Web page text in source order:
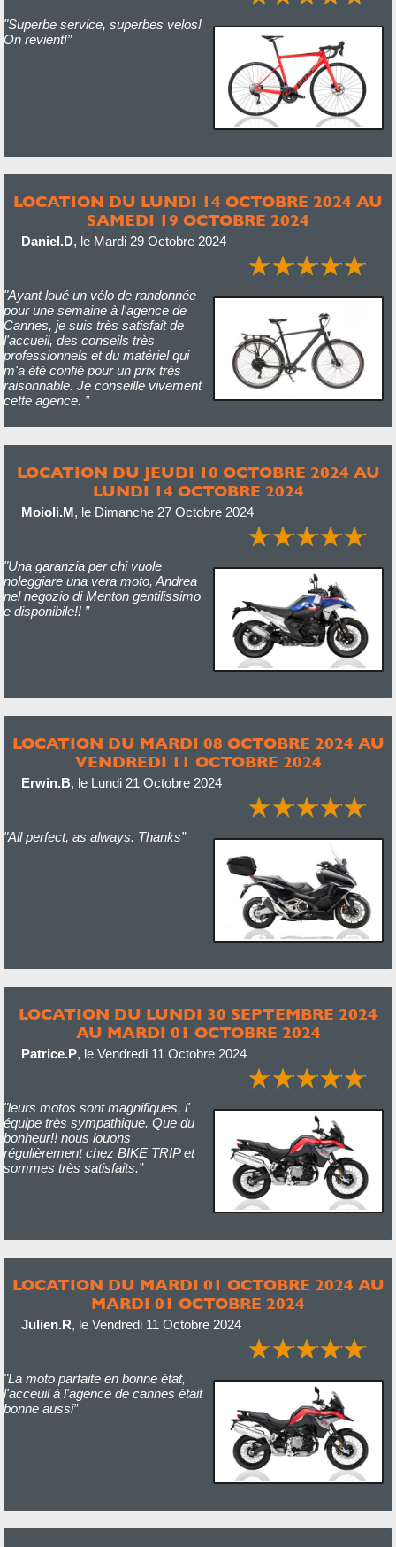
"Superbe service, superbes velos!
On revient!”
LOCATION DU LUNDI 14 OCTOBRE 2024 AU
SAMEDI 19 OCTOBRE 2024
Daniel.D, le Mardi 29 Octobre 2024
"Ayant loué un vélo de randonnée
pour une semaine à l'agence de
Cannes, je suis très satisfait de
l'accueil, des conseils très
professionnels et du matériel qui
m'a été confié pour un prix très
raisonnable. Je conseille vivement
cette agence. ”
LOCATION DU JEUDI 10 OCTOBRE 2024 AU
LUNDI 14 OCTOBRE 2024
Moioli.M, le Dimanche 27 Octobre 2024
"Una garanzia per chi vuole
noleggiare una vera moto, Andrea
nel negozio di Menton gentilissimo
e disponibile!! ”
LOCATION DU MARDI 08 OCTOBRE 2024 AU
VENDREDI 11 OCTOBRE 2024
Erwin.B, le Lundi 21 Octobre 2024
"All perfect, as always. Thanks”
LOCATION DU LUNDI 30 SEPTEMBRE 2024
AU MARDI 01 OCTOBRE 2024
Patrice.P, le Vendredi 11 Octobre 2024
"leurs motos sont magnifiques, l'
équipe très sympathique. Que du
bonheur!! nous louons
régulièrement chez BIKE TRIP et
sommes très satisfaits.”
LOCATION DU MARDI 01 OCTOBRE 2024 AU
MARDI 01 OCTOBRE 2024
Julien.R, le Vendredi 11 Octobre 2024
"La moto parfaite en bonne état,
l'acceuil à l'agence de cannes était
bonne aussi”